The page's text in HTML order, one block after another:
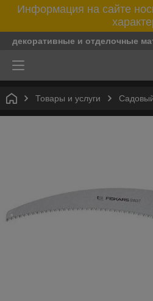
Информация на сайте
декоративные и отделочные
Товары и услуги